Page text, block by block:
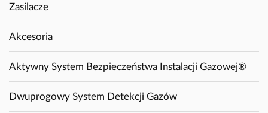
Zasilacze
Akcesoria
Aktywny System Bezpieczeństwa Instalacji Gazowej®
Dwuprogowy System Detekcji Gazów